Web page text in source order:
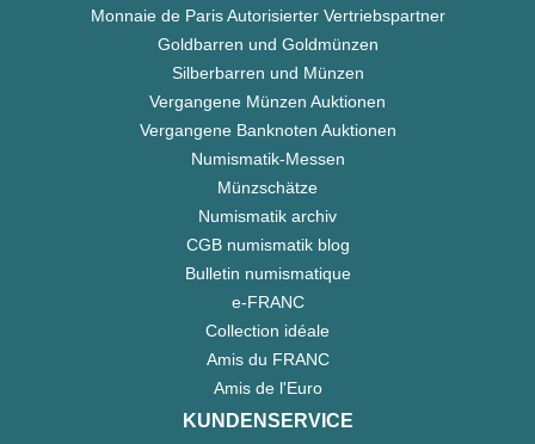
Monnaie de Paris Autorisierter Vertriebspartner
Goldbarren und Goldmünzen
Silberbarren und Münzen
Vergangene Münzen Auktionen
Vergangene Banknoten Auktionen
Numismatik-Messen
Münzschätze
Numismatik archiv
CGB numismatik blog
Bulletin numismatique
e-FRANC
Collection idéale
Amis du FRANC
Amis de l'Euro
KUNDENSERVICE